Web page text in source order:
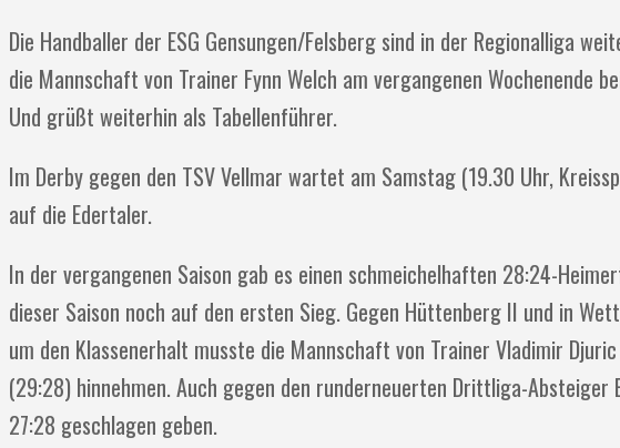
Die Handballer der ESG Gensungen/Felsberg sind in der Regionalliga
die Mannschaft von Trainer Fynn Welch am vergangenen
Und grüßt weiterhin als Tabellenführer.
Im Derby gegen den TSV Vellmar wartet am Samstag (19.30 Uhr,
auf die Edertaler.
In der vergangenen Saison gab es einen schmeichelhaften 28:24-
dieser Saison noch auf den ersten Sieg. Gegen Hüttenberg II und in
um den Klassenerhalt musste die Mannschaft von Trainer Vladimir
(29:28) hinnehmen. Auch gegen den runderneuerten Drittliga-
27:28 geschlagen geben.